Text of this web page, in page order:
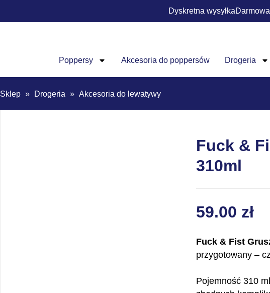
Dyskretna wysyłka
Poppersy Akcesoria do poppersów Drogeria
Sklep » Drogeria » Akcesoria do lewatywy
Fuck &
310ml
59.00 zł
Fuck & Fist
przygotowany –
Pojemność 310